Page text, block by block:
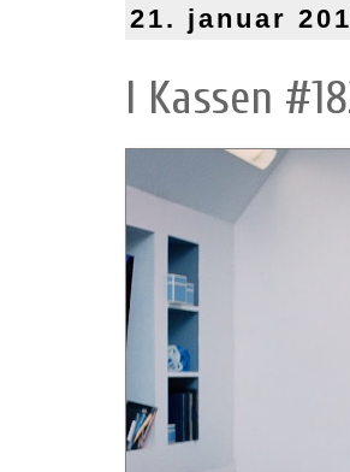
21. januar
I Kassen